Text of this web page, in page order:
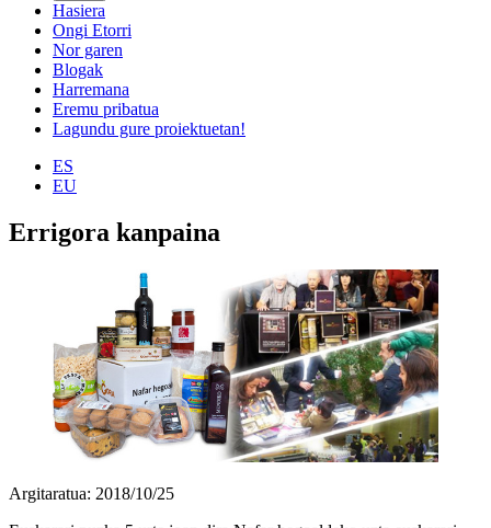
Hasiera
Ongi Etorri
Nor garen
Blogak
Harremana
Eremu pribatua
Lagundu gure proiektuetan!
ES
EU
Errigora kanpaina
Argitaratua: 2018/10/25